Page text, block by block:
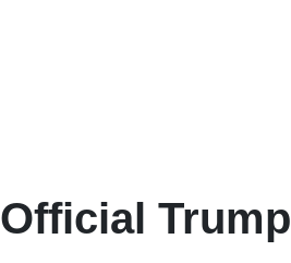
Official Trump